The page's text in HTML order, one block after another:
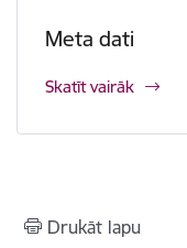
Meta dati
Skatīt vairāk
Drukāt lapu